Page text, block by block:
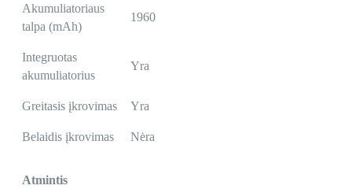
Akumuliatoriaus
talpa (mAh)
1960
Integruotas
akumuliatorius
Yra
Greitasis įkrovimas Yra
Belaidis įkrovimas Nėra
Atmintis